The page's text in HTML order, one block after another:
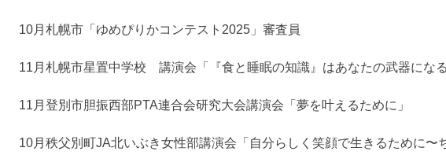
10月 札幌市 「ゆめぴりかコンテスト2025」審査員
11月 札幌市星置中学校 講演会「『食と睡眠の知識』はあなたの武器になる
11月 登別市胆振西部PTA連合会研究大会講演会「夢を叶えるために」
10月 秩父別町JA北いぶき女性部講演会「自分らしく笑顔で生きるために〜